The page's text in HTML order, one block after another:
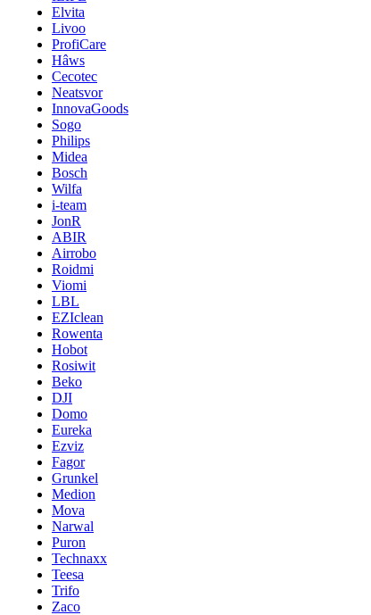
Elvita
Livoo
ProfiCare
Hâws
Cecotec
Neatsvor
InnovaGoods
Sogo
Philips
Midea
Bosch
Wilfa
i-team
JonR
ABIR
Airrobo
Roidmi
Viomi
LBL
EZIclean
Rowenta
Hobot
Rosiwit
Beko
DJI
Domo
Eureka
Ezviz
Fagor
Grunkel
Medion
Mova
Narwal
Puron
Technaxx
Teesa
Trifo
Zaco